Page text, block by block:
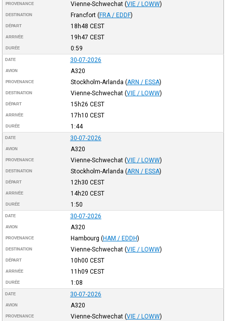
PROVENANCE Vienne-Schwechat (VIE / LOWW)
DESTINATION Francfort (FRA / EDDF)
DÉPART 18h48 CEST
ARRIVÉE 19h47 CEST
DURÉE 0:59
DATE 30-07-2026
AVION A320
PROVENANCE Stockholm-Arlanda (ARN / ESSA)
DESTINATION Vienne-Schwechat (VIE / LOWW)
DÉPART 15h26 CEST
ARRIVÉE 17h10 CEST
DURÉE 1:44
DATE 30-07-2026
AVION A320
PROVENANCE Vienne-Schwechat (VIE / LOWW)
DESTINATION Stockholm-Arlanda (ARN / ESSA)
DÉPART 12h30 CEST
ARRIVÉE 14h20 CEST
DURÉE 1:50
DATE 30-07-2026
AVION A320
PROVENANCE Hambourg (HAM / EDDH)
DESTINATION Vienne-Schwechat (VIE / LOWW)
DÉPART 10h00 CEST
ARRIVÉE 11h09 CEST
DURÉE 1:08
DATE 30-07-2026
AVION A320
PROVENANCE Vienne-Schwechat (VIE / LOWW)